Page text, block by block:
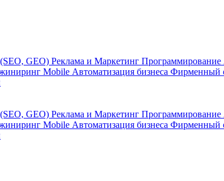
GEO) Реклама и Маркетинг Программирование
Mobile Автоматизация бизнеса Фирменный
GEO) Реклама и Маркетинг Программирование
Mobile Автоматизация бизнеса Фирменный